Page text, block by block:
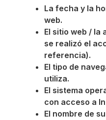
La fecha y la
web.
El sitio web / la
se realizó el
referencia).
El tipo de
utiliza.
El sistema
con acceso a
El nombre de